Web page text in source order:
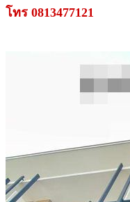
โทร 0813477121